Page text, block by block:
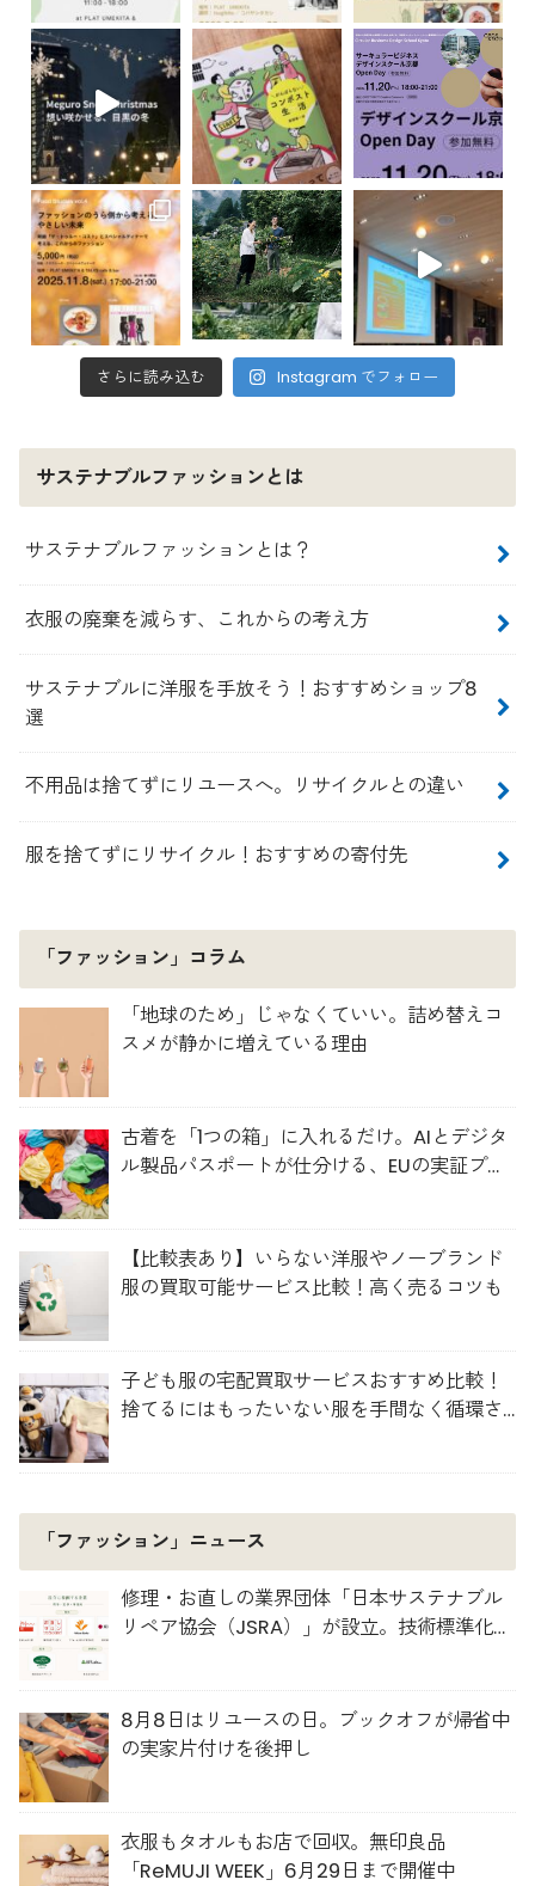
さらに読み込む Instagram でフォロー
サステナブルファッションとは
サステナブルファッションとは？
衣服の廃棄を減らす、これからの考え方
サステナブルに洋服を手放そう！おすすめショップ8
選
不用品は捨てずにリユースへ。リサイクルとの違い
服を捨てずにリサイクル！おすすめの寄付先
「ファッション」コラム
「地球のため」じゃなくていい。詰め替えコ
スメが静かに増えている理由
古着を「1つの箱」に入れるだけ。AIとデジタ
ル製品パスポートが仕分ける、EUの実証プロ
【比較表あり】いらない洋服やノーブランド
服の買取可能サービス比較！高く売るコツも
子ども服の宅配買取サービスおすすめ比較！
捨てるにはもったいない服を手間なく循環さ
「ファッション」ニュース
修理・お直しの業界団体「日本サステナブル
リペア協会（JSRA）」が設立。技術標準化や
8月8日はリユースの日。ブックオフが帰省中
の実家片付けを後押し
衣服もタオルもお店で回収。無印良品
「ReMUJI WEEK」6月29日まで開催中